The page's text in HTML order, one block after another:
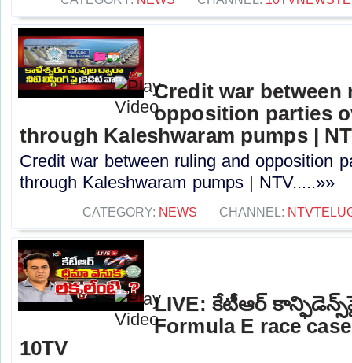
Credit war between
opposition parties
through Kaleshwaram pumps |
Credit war between ruling and opposition
through Kaleshwaram pumps | NTV.....»»
CATEGORY: NEWS CHANNEL:
LIVE: కేటీఆర్
Formula E race
10TV